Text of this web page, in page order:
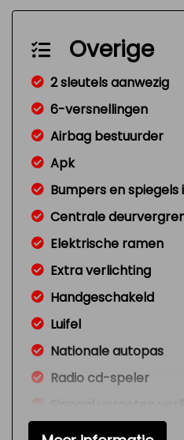
Overige
2 sleutels aanwezig
6-versnellingen
Airbag bestuurder
Apk
Bumpers en spiegels
Centrale
Elektrische ramen
Extra verlichting
Handgeschakeld
Luifel
Nationale autopas
Radio cd-speler
Toilet